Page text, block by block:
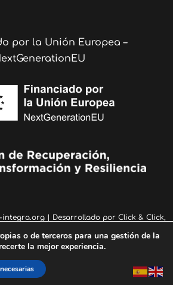
por la Unión Europea –
integra.org| Desarrollado por Click & Click,
Marketing Online
DE PRIVACIDAD|POLÍTICA DE COOKIES
o de terceros para una gestión de la
la mejor experiencia.